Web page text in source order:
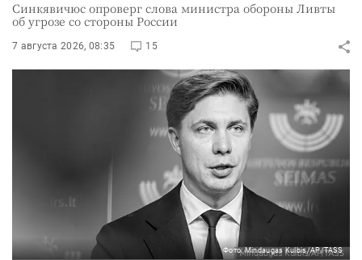
Синкявичюс опроверг слова министра обороны Ливты
об угрозе со стороны России
7 августа 2026, 08:35 15
Фото: Mindaugas Kulbis/AP/TASS